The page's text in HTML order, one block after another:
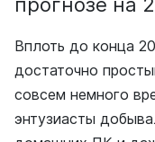
Вплоть до конца
достаточно
совсем немного
энтузиасты